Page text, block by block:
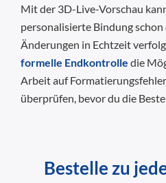
Mit der 3D-Live-Vorschau
personalisierte Bindung
Änderungen in Echtzeit
formelle Endkontrolle die
Arbeit auf
überprüfen, bevor du die
Bestelle zu